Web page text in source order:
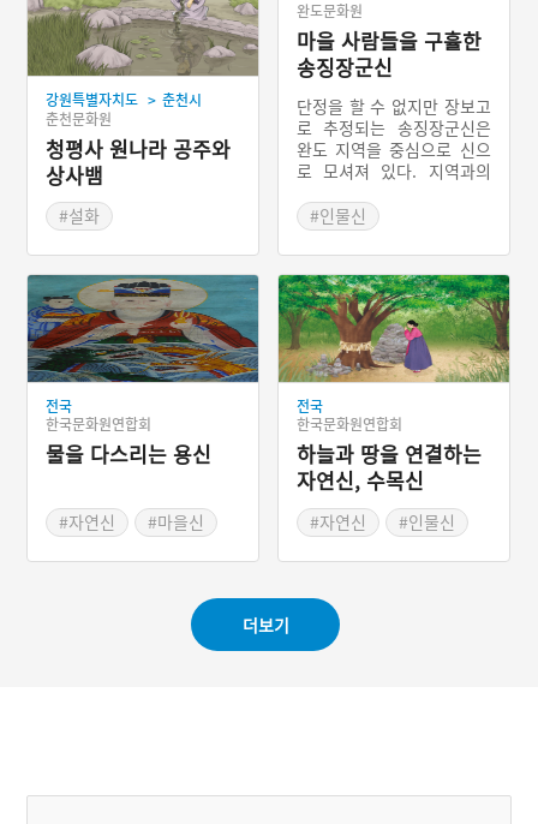
강원특별자치도 > 춘천시
춘천문화원
청평사 원나라 공주와
상사뱀
#설화
완도문화원
마을 사람들을 구휼한
송징장군신
단정을 할 수 없지만 장보고
로 추정되는 송징장군신은
완도 지역을 중심으로 신으
로 모셔져 있다. 지역과의
민들의 배고픔을 해결해 주
었기 때문이다. 완도 지역에
서 송징이 신으로 모셔진 양
상은 크게 두 가지로 나눠볼
수 있다. 하나는 호국신사이
고, 다른 하나는 마을신앙에
서 모셔진 양상이다. 전자의
경우는 강진군의 호국신사
가, 후자의 경우는 완도의
장좌리가 대표적이다. 특히
완도의 장좌리에서는 매년
정월 보름에 당제를 지내는
데 이를 장좌리 당제라 한
다. 이 지역에서는 장보고
추정되는 송징을 주신으로
하고 정년과 혜일대사(慧日
大使)를 부신으로 모시고
#인물신
#완도 마을신앙
전국
한국문화원연합회
물을 다스리는 용신
#자연신
#마을신
전국
한국문화원연합회
하늘과 땅을 연결하는
자연신, 수목신
#자연신
#인물신
더보기